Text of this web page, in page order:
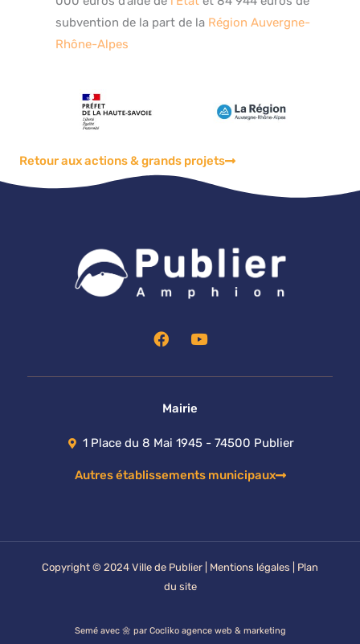
subvention de la part de la Région Auvergne-
Rhône-Alpes
Retour aux actions & grands projets
F
a
e
o
k
Y
o
t
Mairie
1 Place du 8 Mai 1945 - 74500 Publier
Autres établissements municipaux
Copyright © 2024 Ville de Publier | Mentions légales
Plan
du site
Semé avec 🌼 par Cocliko agence web & marketing